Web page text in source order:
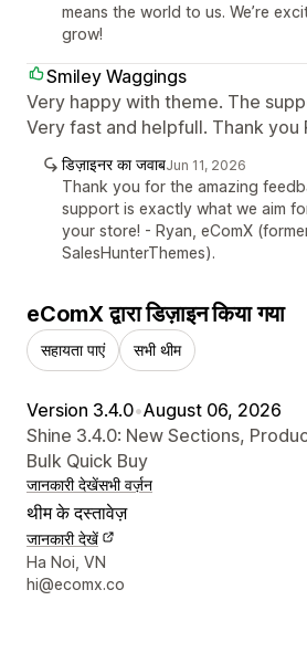
means the world to us. We’re
grow!
Smiley Waggings
Very happy with theme. The
Very fast and helpfull. Thank you
डिज़ाइनर का जवाबJun 11, 2026
Thank you for the amazing
support is exactly what we aim
your store! - Ryan, eComX
SalesHunterThemes).
eComX द्वारा डिज़ाइन किया गया
सहायता पाएं सभी थीम
Version 3.4.0•August 06, 2026
Shine 3.4.0: New Sections,
Bulk Quick Buy
जानकारी देखेंसभी वर्ज़न
थीम के दस्तावेज़
जानकारी देखें
डिज़ाइनर के संपर्क की जानकारी
Ha Noi, VN
hi@ecomx.co